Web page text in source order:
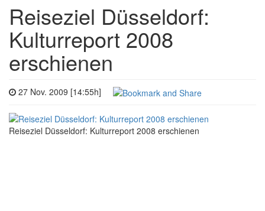
Reiseziel Düsseldorf:
Kulturreport 2008
erschienen
27 Nov. 2009 [14:55h]
Reiseziel Düsseldorf: Kulturreport 2008 erschienen